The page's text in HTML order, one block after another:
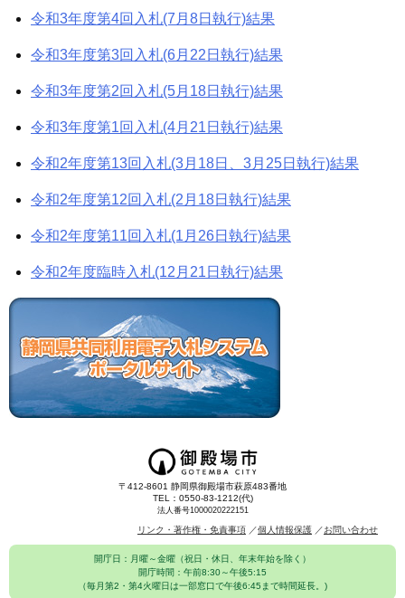
令和3年度第4回入札(7月8日執行)結果
令和3年度第3回入札(6月22日執行)結果
令和3年度第2回入札(5月18日執行)結果
令和3年度第1回入札(4月21日執行)結果
令和2年度第13回入札(3月18日、3月25日執行)結果
令和2年度第12回入札(2月18日執行)結果
令和2年度第11回入札(1月26日執行)結果
令和2年度臨時入札(12月21日執行)結果
〒412-8601 静岡県御殿場市萩原483番地
TEL：0550-83-1212(代)
法人番号1000020222151
リンク・著作権・免責事項 個人情報保護 お問い合わせ
開庁日：月曜～金曜（祝日・休日、年末年始を除く）
開庁時間：午前8:30～午後5:15
（毎月第2・第4火曜日は一部窓口で午後6:45まで時間延長。)